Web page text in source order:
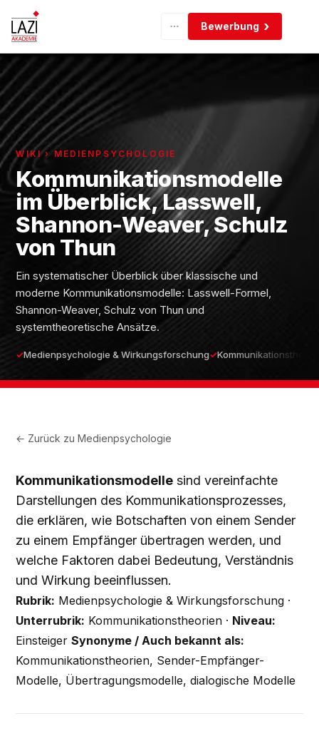
Bewerbung
WIKI › MEDIENPSYCHOLOGIE
Kommunikationsmodelle
im Überblick, Lasswell,
Shannon-Weaver, Schulz
von Thun
Ein systematischer Überblick über klassische und
moderne Kommunikationsmodelle: Lasswell-Formel,
Shannon-Weaver, Schulz von Thun und
systemtheoretische Ansätze.
Medienpsychologie & Wirkungsforschung
← Zurück zuMedienpsychologie
Kommunikationsmodelle sind vereinfachte
Darstellungen des Kommunikationsprozesses,
die erklären, wie Botschaften von einem Sender
zu einem Empfänger übertragen werden, und
welche Faktoren dabei Bedeutung, Verständnis
und Wirkung beeinflussen.
Rubrik: Medienpsychologie & Wirkungsforschung ·
Unterrubrik: Kommunikationstheorien · Niveau:
EinsteigerSynonyme / Auch bekannt als:
Kommunikationstheorien, Sender-Empfänger-
Modelle, Übertragungsmodelle, dialogische Modelle